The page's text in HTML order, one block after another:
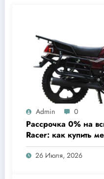
Admin 0
Рассрочка 0% на
Racer: как купить
26 Июля, 2026